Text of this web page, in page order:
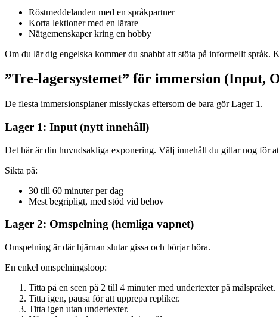
Röstmeddelanden med en språkpartner
Korta lektioner med en lärare
Nätgemenskaper kring en hobby
Om du lär dig engelska kommer du snabbt att stöta på informellt språk.
”Tre-lagersystemet” för immersion (Input,
De flesta immersionsplaner misslyckas eftersom de bara gör Lager 1.
Lager 1: Input (nytt innehåll)
Det här är din huvudsakliga exponering. Välj innehåll du gillar nog för
Sikta på:
30 till 60 minuter per dag
Mest begripligt, med stöd vid behov
Lager 2: Omspelning (hemliga vapnet)
Omspelning är där hjärnan slutar gissa och börjar höra.
En enkel omspelningsloop:
Titta på en scen på 2 till 4 minuter med undertexter på målspråket.
Titta igen, pausa för att upprepa repliker.
Titta igen utan undertexter.